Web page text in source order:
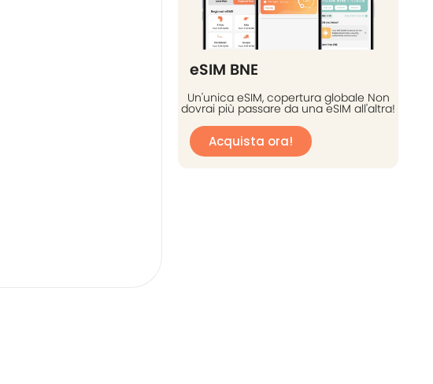
eSIM BNE
Un'unica eSIM, copertura globale Non
dovrai più passare da una eSIM all'altra!
Acquista ora!